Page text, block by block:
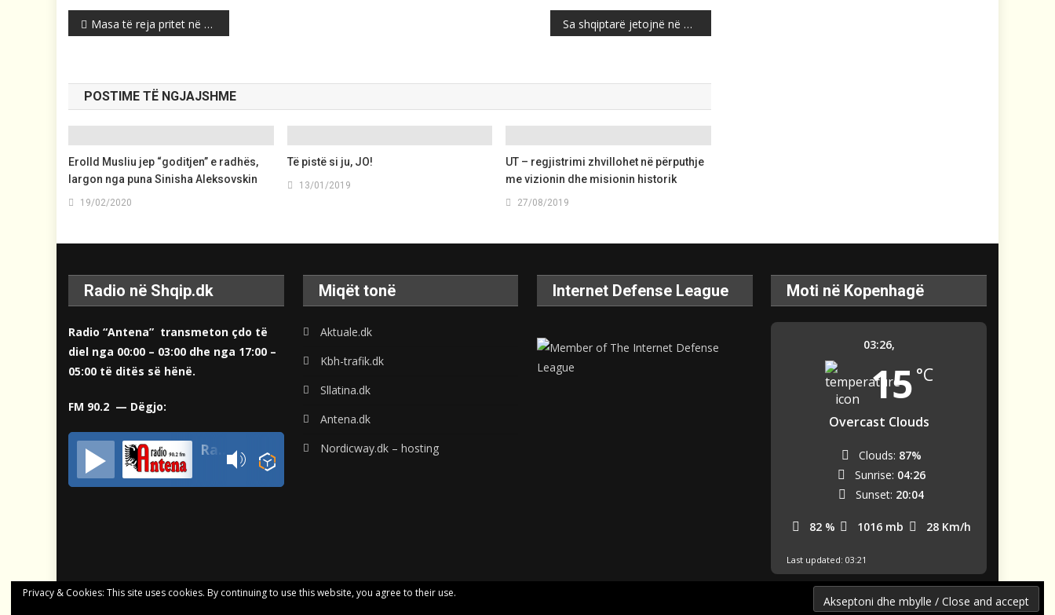
Post
navigation
Masa të reja pritet në Maqedoni, kufizim i orarit të lokaleve dhe kufizime në transport… Sa shqiptarë jetojnë në Maqedoni?
POSTIME TË NGJAJSHME
Erolld Musliu jep “goditjen” e radhës,
largon nga puna Sinisha Aleksovskin
19/02/2020
Të pistë si ju, JO!
13/01/2019
UT – regjistrimi zhvillohet në përputhje
me vizionin dhe misionin historik ️
27/08/2019
Radio në Shqip.dk
Radio “Antena” transmeton çdo të
diel nga 00:00 – 03:00 dhe nga 17:00 –
05:00 të ditës së hënë.
FM 90.2 — Dëgjo:
Miqët tonë
Aktuale.dk
Kbh-trafik.dk
Sllatina.dk
Antena.dk
Nordicway.dk – hosting
Internet Defense League Moti në Kopenhagë
03:26,
15 °C
Overcast Clouds
82 % 1016 mb 28 Km/h
Clouds: 87%
Sunrise: 04:26
Sunset: 20:04
Last updated: 03:21
Privacy & Cookies: This site uses cookies. By continuing to use this website, you agree to their use.